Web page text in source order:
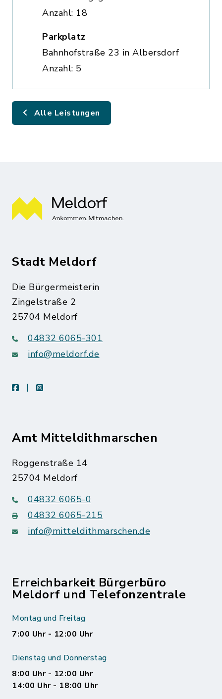
Anzahl: 18
Parkplatz
Bahnhofstraße 23 in Albersdorf
Anzahl: 5
Alle Leistungen
Stadt Meldorf
Die Bürgermeisterin
Zingelstraße 2
25704 Meldorf
04832 6065-301
info@meldorf.de
facebookinstagram
Amt Mitteldithmarschen
Roggenstraße 14
25704 Meldorf
04832 6065-0
04832 6065-215
info@mitteldithmarschen.de
Erreichbarkeit Bürgerbüro
Meldorf und Telefonzentrale
Montag und Freitag
7:00 Uhr - 12:00 Uhr
Dienstag und Donnerstag
8:00 Uhr - 12:00 Uhr
14:00 Uhr - 18:00 Uhr